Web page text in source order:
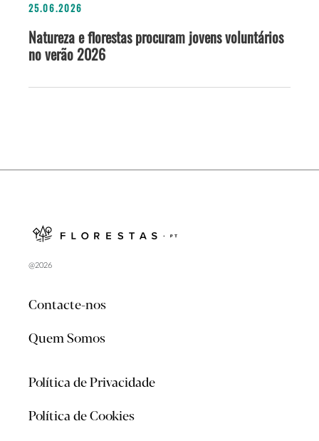
25.06.2026
Natureza e florestas procuram jovens voluntários
no verão 2026
@2026
Contacte-nos
Quem Somos
Política de Privacidade
Política de Cookies